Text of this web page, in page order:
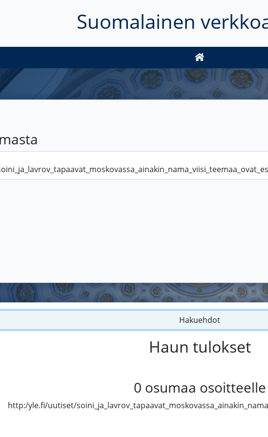
Suomalainen
Hakuehdot
Haun tulokset
0 osumaa osoitteelle
http:/yle.fi/uutiset/